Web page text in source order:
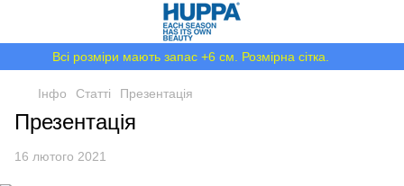
Всі розміри мають запас +6 см. Розмірна сітка.
Інфо Статті Презентація
Презентація
16 лютого 2021